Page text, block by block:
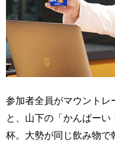
参加者全員がマウントレ
と、山下の「かんぱー
杯。大勢が同じ飲み物で